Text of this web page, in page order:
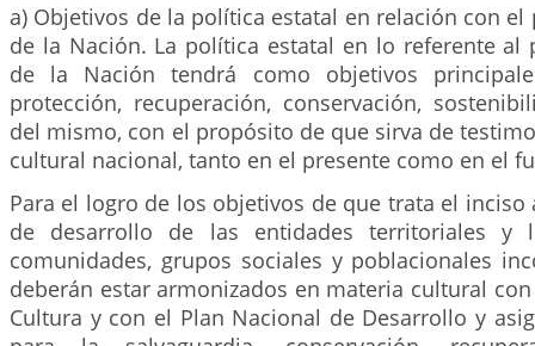
a) Objetivos de la política estatal en relación con
de la Nación. La política estatal en lo referente al
de la Nación tendrá como objetivos
protección, recuperación, conservación,
del mismo, con el propósito de que sirva de
cultural nacional, tanto en el presente como en el
Para el logro de los objetivos de que trata el inciso
de desarrollo de las entidades territoriales y
comunidades, grupos sociales y poblacionales
deberán estar armonizados en materia cultural
Cultura y con el Plan Nacional de Desarrollo y